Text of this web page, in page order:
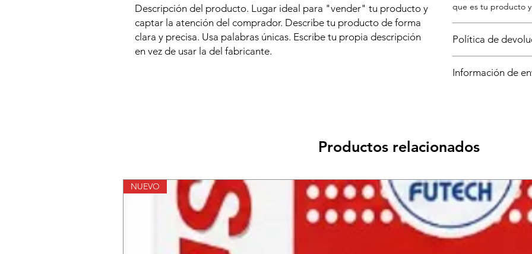
Descripción del producto. Lugar ideal para "vender" tu producto y
captar la atención del comprador. Describe tu producto de forma
clara y precisa. Usa palabras únicas. Escribe tu propia descripción
en vez de usar la del fabricante.
que es tu producto
Política de
explicar a tus
Información de
garantizar que tus
Productos relacionados
NUEVO